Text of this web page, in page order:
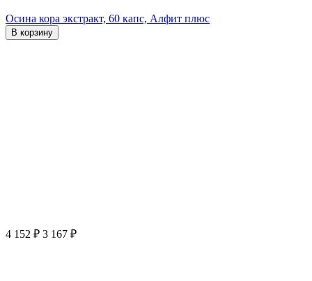
Осина кора экстракт, 60 капс, Алфит плюс
В корзину
4 152 ₽ 3 167 ₽